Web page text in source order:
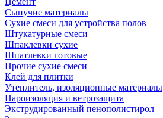
Сыпучие материалы
Сухие смеси для устройства полов
Штукатурные смеси
Шпаклевки сухие
Шпатлевки готовые
Прочие сухие смеси
Клей для плитки
Утеплитель, изоляционные материалы
Пароизоляция и ветрозащита
Экструдированный пенополистирол